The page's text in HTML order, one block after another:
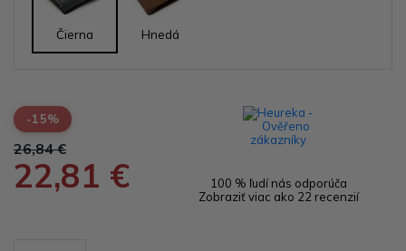
Čierna Hnedá
-15%
26,84 €
22,81 €
100 % ľudí nás odporúča
Zobraziť viac ako 22 recenzií